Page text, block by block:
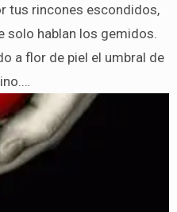
solo hablan los gemidos.
a flor de piel el umbral de